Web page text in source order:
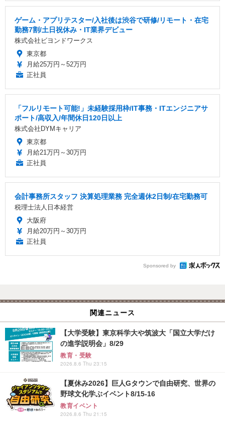
ゲーム・アプリテスター/入社後は渋谷で研修/リモート・在宅
勤務7割/土日祝休み・IT業界デビュー
株式会社ビヨンドワークス
東京都
月給25万円～52万円
正社員
「フルリモート可能!」未経験採用枠/IT事務・ITエンジニアサ
ポート/高収入/年間休日120日以上
株式会社DYMキャリア
東京都
月給21万円～30万円
正社員
会計事務所スタッフ 決算処理業務 完全週休2日制/在宅勤務可
税理士法人日本経営
大阪府
月給20万円～30万円
正社員
Sponsored by
関連ニュース
【大学受験】東京科学大や筑波大「国立大学だけ
の進学説明会」8/29
教育・受験
2026.8.6 Thu 23:15
【夏休み2026】巨人Gタウンで自由研究、世界の
野球文化学ぶイベント8/15-16
教育イベント
2026.8.6 Thu 21:15